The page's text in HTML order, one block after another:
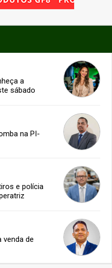
a
sábado
na PI-
e polícia
venda de